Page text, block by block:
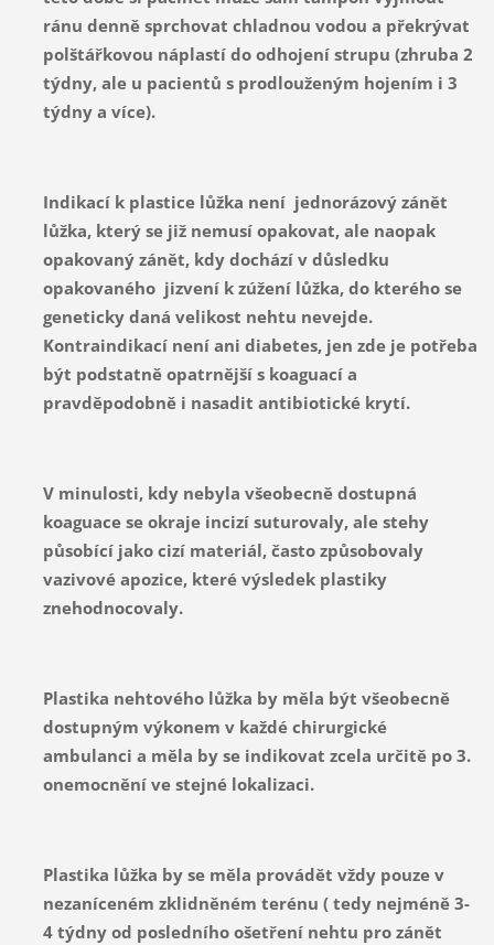
ránu denně sprchovat chladnou vodou a překrývat
polštářkovou náplastí do odhojení strupu (zhruba 2
týdny, ale u pacientů s prodlouženým hojením i 3
týdny a více).
Indikací k plastice lůžka není jednorázový zánět
lůžka, který se již nemusí opakovat, ale naopak
opakovaný zánět, kdy dochází v důsledku
opakovaného jizvení k zúžení lůžka, do kterého se
geneticky daná velikost nehtu nevejde.
Kontraindikací není ani diabetes, jen zde je potřeba
být podstatně opatrnější s koaguací a
pravděpodobně i nasadit antibiotické krytí.
V minulosti, kdy nebyla všeobecně dostupná
koaguace se okraje incizí suturovaly, ale stehy
působící jako cizí materiál, často způsobovaly
vazivové apozice, které výsledek plastiky
znehodnocovaly.
Plastika nehtového lůžka by měla být všeobecně
dostupným výkonem v každé chirurgické
ambulanci a měla by se indikovat zcela určitě po 3.
onemocnění ve stejné lokalizaci.
Plastika lůžka by se měla provádět vždy pouze v
nezaníceném zklidněném terénu ( tedy nejméně 3-
4 týdny od posledního ošetření nehtu pro zánět